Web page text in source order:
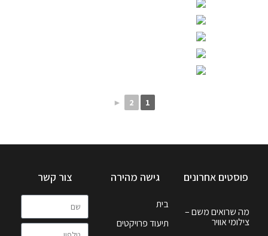
1
2
►
פוסטים אחרונים
מה שרואים משם –
צילומי אוויר
גישה מהירה
בית
תיעוד פרויקטים
צור קשר